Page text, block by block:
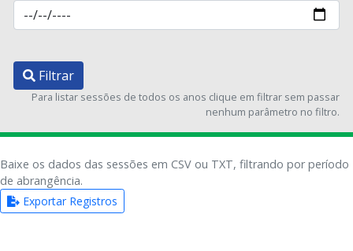
Filtrar
Para listar sessões de todos os anos clique em filtrar sem passar
nenhum parâmetro no filtro.
Baixe os dados das sessões em CSV ou TXT, filtrando por período
de abrangência.
Exportar Registros